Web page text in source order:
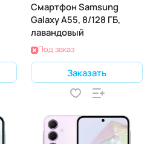
Смартфон Samsung
Galaxy A55, 8/128 ГБ,
лавандовый
Под заказ
Заказать